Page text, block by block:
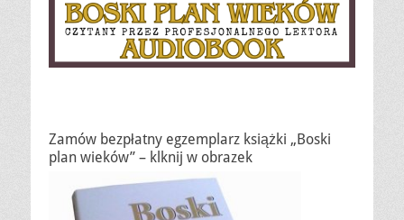
Zamów bezpłatny egzemplarz książki „Boski
plan wieków” – klknij w obrazek